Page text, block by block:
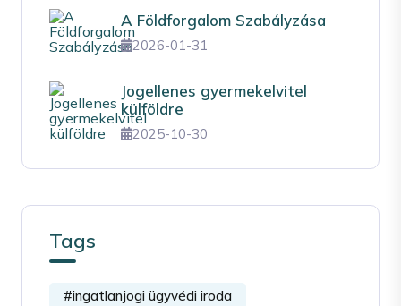
A Földforgalom Szabályzása
2026-01-31
Jogellenes gyermekelvitel
külföldre
2025-10-30
Tags
#ingatlanjogi ügyvédi iroda